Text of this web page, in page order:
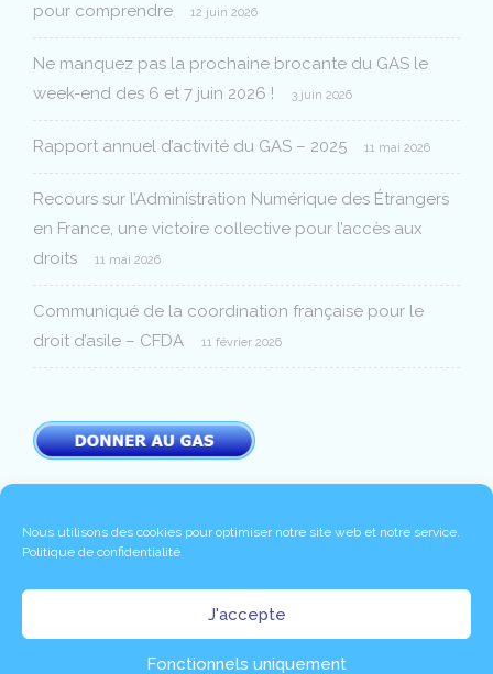
Nous utilisons des cookies pour optimiser notre site web et notre service.
Politique de confidentialité
J'accepte
Fonctionnels uniquement
pour comprendre
12 juin 2026
Ne manquez pas la prochaine brocante du GAS le
week-end des 6 et 7 juin 2026 !
3 juin 2026
Rapport annuel d’activité du GAS – 2025 11 mai 2026
Recours sur l’Administration Numérique des Étrangers
en France, une victoire collective pour l’accès aux
droits
11 mai 2026
Communiqué de la coordination française pour le
droit d’asile – CFDA
11 février 2026
Copyright 2020 © -Mentions légales
Partenaires|Contact